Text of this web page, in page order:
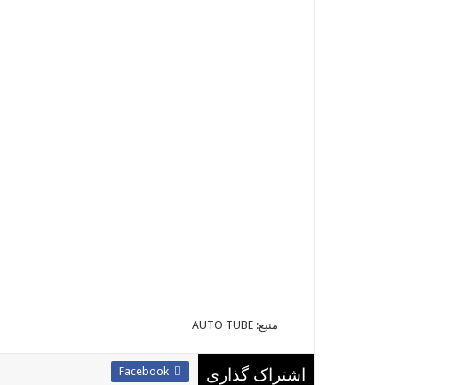
منبع: AUTO TUBE
اشتراک گذاری Facebook